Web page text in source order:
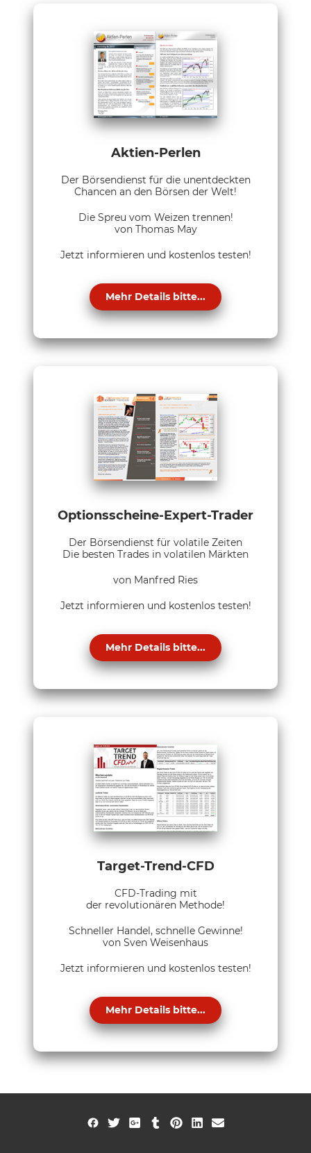
Aktien-Perlen
Der Börsendienst für die unentdeckten
Chancen an den Börsen der Welt!
Die Spreu vom Weizen trennen!
von Thomas May
Jetzt informieren und kostenlos testen!
Mehr Details bitte...
Optionsscheine-Expert-Trader
Der Börsendienst für volatile Zeiten
Die besten Trades in volatilen Märkten
von Manfred Ries
Jetzt informieren und kostenlos testen!
Mehr Details bitte...
Target-Trend-CFD
CFD-Trading mit
der revolutionären Methode!
Schneller Handel, schnelle Gewinne!
von Sven Weisenhaus
Jetzt informieren und kostenlos testen!
Mehr Details bitte...